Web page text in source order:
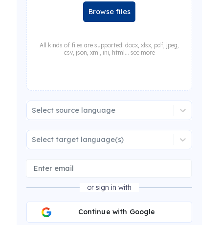
Browse files
All kinds of files are supported: docx, xlsx, pdf, jpeg,
csv, json, xml, ini, html... see more
Select source language
Select target language(s)
or sign in with
Continue with Google